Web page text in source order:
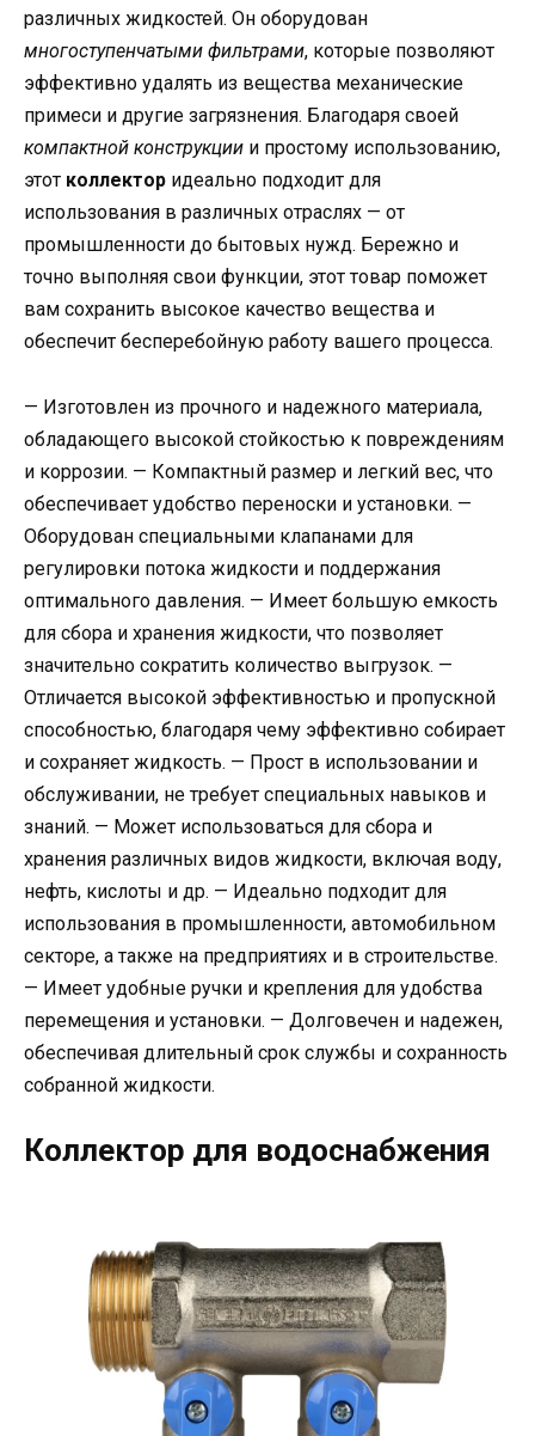
различных жидкостей. Он оборудован
многоступенчатыми фильтрами, которые позволяют
эффективно удалять из вещества механические
примеси и другие загрязнения. Благодаря своей
компактной конструкции и простому использованию,
этот коллектор идеально подходит для
использования в различных отраслях — от
промышленности до бытовых нужд. Бережно и
точно выполняя свои функции, этот товар поможет
вам сохранить высокое качество вещества и
обеспечит бесперебойную работу вашего процесса.
— Изготовлен из прочного и надежного материала,
обладающего высокой стойкостью к повреждениям
и коррозии. — Компактный размер и легкий вес, что
обеспечивает удобство переноски и установки. —
Оборудован специальными клапанами для
регулировки потока жидкости и поддержания
оптимального давления. — Имеет большую емкость
для сбора и хранения жидкости, что позволяет
значительно сократить количество выгрузок. —
Отличается высокой эффективностью и пропускной
способностью, благодаря чему эффективно собирает
и сохраняет жидкость. — Прост в использовании и
обслуживании, не требует специальных навыков и
знаний. — Может использоваться для сбора и
хранения различных видов жидкости, включая воду,
нефть, кислоты и др. — Идеально подходит для
использования в промышленности, автомобильном
секторе, а также на предприятиях и в строительстве.
— Имеет удобные ручки и крепления для удобства
перемещения и установки. — Долговечен и надежен,
обеспечивая длительный срок службы и сохранность
собранной жидкости.
Коллектор для водоснабжения